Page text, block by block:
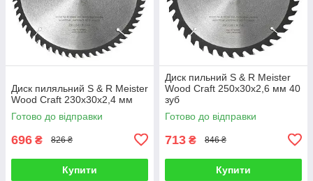
Диск пиляльний S & R Meister
Wood Craft 230х30х2,4 мм
Готово до відправки
696 ₴ 826 ₴
Купити
Диск пильний S & R Meister
Wood Craft 250х30х2,6 мм 40
зуб
Готово до відправки
713 ₴ 846 ₴
Купити